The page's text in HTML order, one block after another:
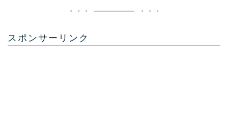
スポンサーリンク